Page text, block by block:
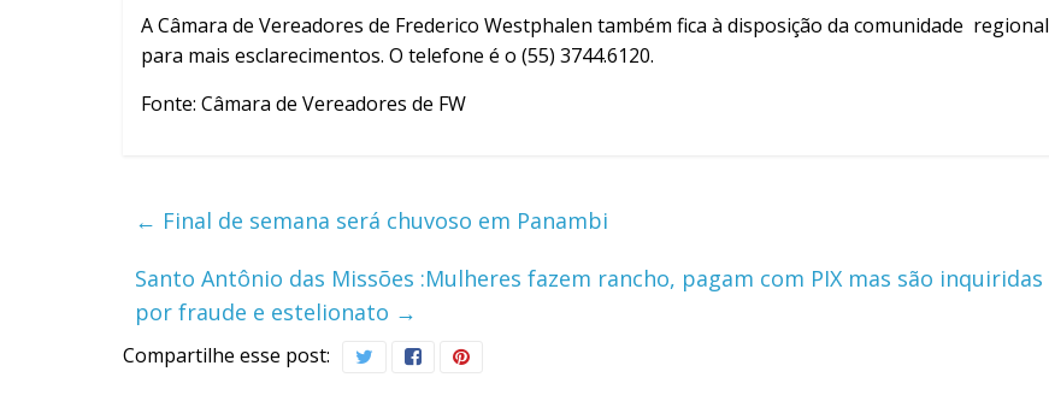
A Câmara de Vereadores de Frederico Westphalen também fica à disposição da comunidade regional
para mais esclarecimentos. O telefone é o (55) 3744.6120.
Fonte: Câmara de Vereadores de FW
← Final de semana será chuvoso em Panambi
Santo Antônio das Missões :Mulheres fazem rancho, pagam com PIX mas são inquiridas
por fraude e estelionato →
Compartilhe esse post: